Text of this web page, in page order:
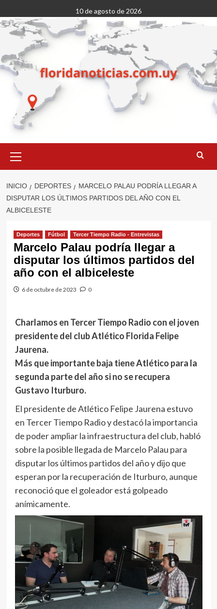
al
contenido
10 de agosto de 2026
primario
INICIO DEPORTES
MARCELO PALAU PODRÍA LLEGAR A
DISPUTAR LOS ÚLTIMOS PARTIDOS DEL AÑO CON EL
ALBICELESTE
Deportes Fútbol Tercer Tiempo Radio - Entrevistas
Marcelo Palau podría llegar a
disputar los últimos partidos del
año con el albiceleste
6 de octubre de 2023 0
Charlamos en Tercer Tiempo Radio con el joven
presidente del club Atlético Florida Felipe
Jaurena.
Más que importante baja tiene Atlético para la
segunda parte del año si no se recupera
Gustavo Iturburo.
El presidente de Atlético Felipe Jaurena estuvo
en Tercer Tiempo Radio y destacó la importancia
de poder ampliar la infraestructura del club, habló
sobre la posible llegada de Marcelo Palau para
disputar los últimos partidos del año y dijo que
esperan por la recuperación de Iturburo, aunque
reconoció que el goleador está golpeado
anímicamente.